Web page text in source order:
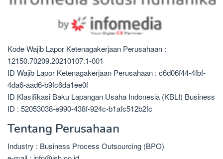
Kode Wajib Lapor Ketenagakerjaan Perusahaan :
12150.70209.20210107.1-001
ID Wajib Lapor Ketenagakerjaan Perusahaan : c6d06f44-4fbf-
4da6-aad6-b9fc6da1ee0f
ID Klasifikasi Baku Lapangan Usaha Indonesia (KBLI) Business
ID : 52053038-e990-438f-924c-b1afc512b2fc
Tentang Perusahaan
Industry : Business Process Outsourcing (BPO)